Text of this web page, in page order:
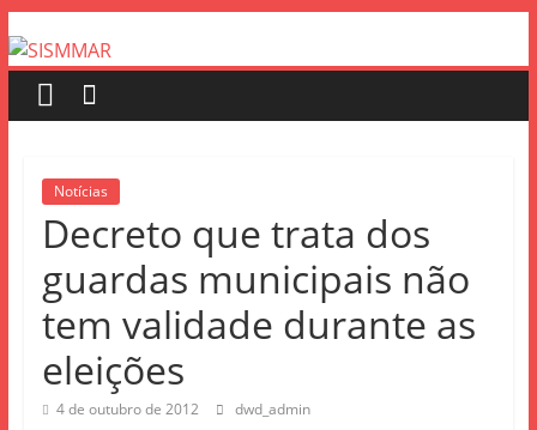
Notícias
Decreto que trata dos
guardas municipais não
tem validade durante as
eleições
4 de outubro de 2012 dwd_admin